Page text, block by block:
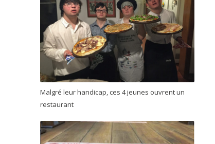
Malgré leur handicap, ces 4 jeunes ouvrent un
restaurant